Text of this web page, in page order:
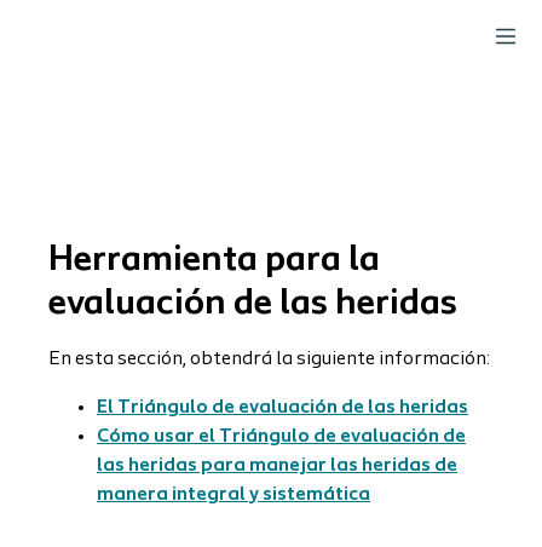
Herramienta para la
evaluación de las heridas
En esta sección, obtendrá la siguiente información:
El Triángulo de evaluación de las heridas
Cómo usar el Triángulo de evaluación de
las heridas para manejar las heridas de
manera integral y sistemática